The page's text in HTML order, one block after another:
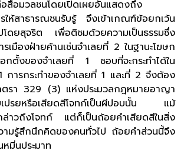
สื่อมวลชนโดยเปิดเผยอันแสดงถึง
ให้สาธารณชนรับรู้ จึงเข้าเกณฑ์ข้อยกเว้น
ปโดยสุจริต เพื่อติชมด้วยความเป็นธรรมซึ่ง
เมืองฝ่ายค้านเช่นจำเลยที่ 2 ในฐานะโฆษก
กตั้งของจำเลยที่ 1 ชอบที่จะกระทำได้ใน
การกระทำของจำเลยที่ 1 และที่ 2 จึงต้อง
า 329 (3) แห่งประมวลกฎหมายอาญา
เปรยหรือเสียดสีโจทก์เป็นผีปอบนั้น แม้
ล่าวถึงโจทก์ แต่ก็เป็นถ้อยคำเสียดสีในสิ่ง
วามรู้สึกนึกคิดของคนทั่วไป ถ้อยคำส่วนนี้จึง
มิ่นประมาท